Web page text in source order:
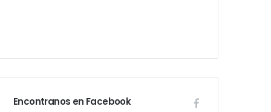
Encontranos en Facebook